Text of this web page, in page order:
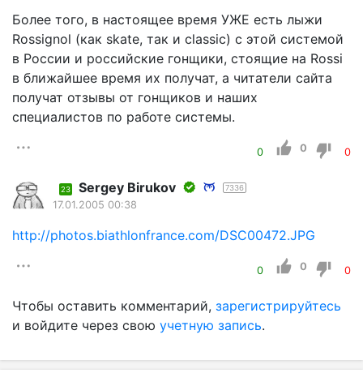
Более того, в настоящее время УЖЕ есть лыжи
Rossignol (как skate, так и classic) с этой системой
в России и российские гонщики, стоящие на Rossi
в ближайшее время их получат, а читатели сайта
получат отзывы от гонщиков и наших
специалистов по работе системы.
0 0 0
23 Sergey Birukov 7336
17.01.2005 00:38
http://photos.biathlonfrance.com/DSC00472.JPG
0 0 0
Чтобы оставить комментарий, зарегистрируйтесь
и войдите через свою учетную запись.